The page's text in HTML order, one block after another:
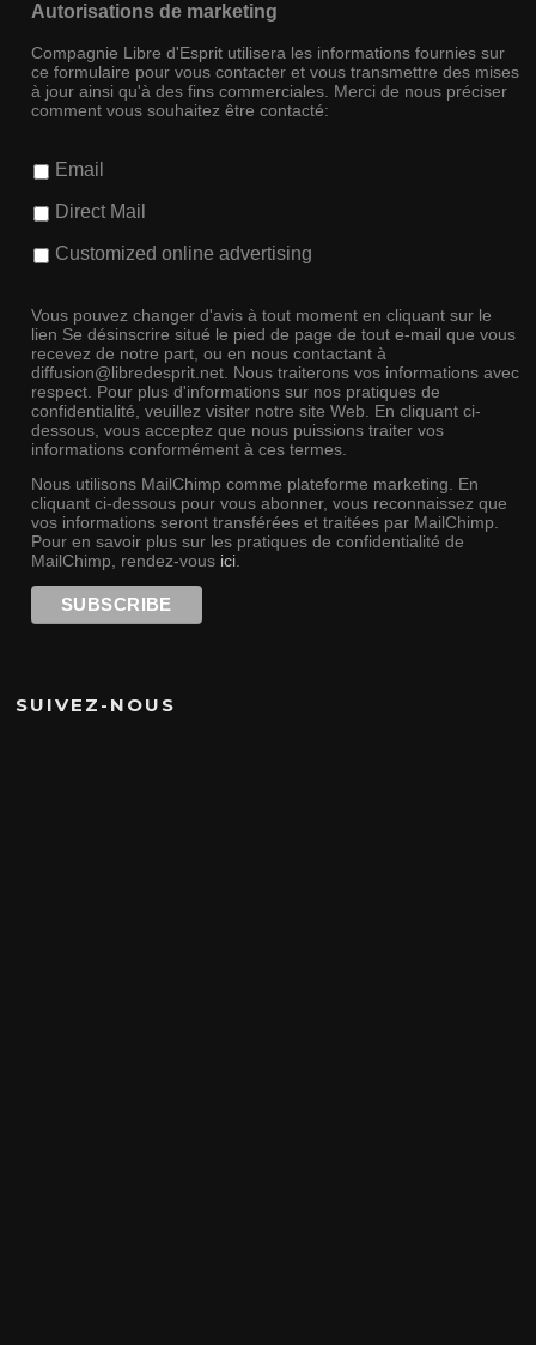
Autorisations de marketing
Compagnie Libre d'Esprit utilisera les informations fournies sur
ce formulaire pour vous contacter et vous transmettre des mises
à jour ainsi qu'à des fins commerciales. Merci de nous préciser
comment vous souhaitez être contacté:
Email
Direct Mail
Customized online advertising
Vous pouvez changer d'avis à tout moment en cliquant sur le
lien Se désinscrire situé le pied de page de tout e-mail que vous
recevez de notre part, ou en nous contactant à
diffusion@libredesprit.net. Nous traiterons vos informations avec
respect. Pour plus d'informations sur nos pratiques de
confidentialité, veuillez visiter notre site Web. En cliquant ci-
dessous, vous acceptez que nous puissions traiter vos
informations conformément à ces termes.
Nous utilisons MailChimp comme plateforme marketing. En
cliquant ci-dessous pour vous abonner, vous reconnaissez que
vos informations seront transférées et traitées par MailChimp.
Pour en savoir plus sur les pratiques de confidentialité de
MailChimp, rendez-vous ici.
SUIVEZ-NOUS